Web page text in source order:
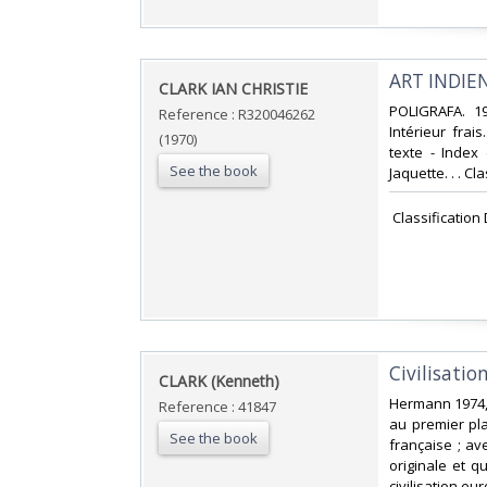
‎CLARK IAN CHRISTIE‎
Reference : R320046262
(1970)
See the book
‎ART
‎POLIGRAFA.
Intérieur
texte - Index
Jaquette. . .
Classification
‎CLARK (Kenneth)‎
Reference : 41847
See the book
‎Hermann
au premier
française ;
originale et